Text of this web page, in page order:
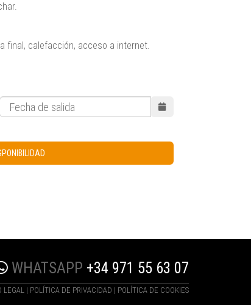
final, calefacción, acceso a internet.
WHATSAPP +34 971 55 63 07
LEGAL | POLÍTICA DE PRIVACIDAD | POLÍTICA DE COOKIES